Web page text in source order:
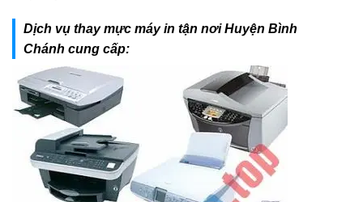
Dịch vụ thay mực máy in tận nơi Huyện Bình
Chánh cung cấp: